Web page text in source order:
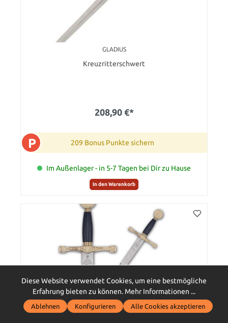
GLADIUS
Kreuzritterschwert
208,90 €*
P 209 Bonus Punkte sichern
Im Außenlager - in 5-7 Tagen bei Dir zu Hause
In den Warenkorb
Diese Website verwendet Cookies, um eine bestmögliche
Erfahrung bieten zu können. Mehr Informationen ...
Ablehnen Konfigurieren Alle Cookies akzeptieren